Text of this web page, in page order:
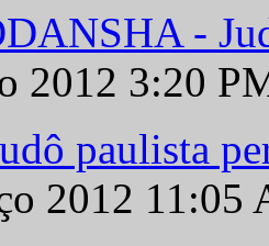
-
2012 3:20
paulista
2012